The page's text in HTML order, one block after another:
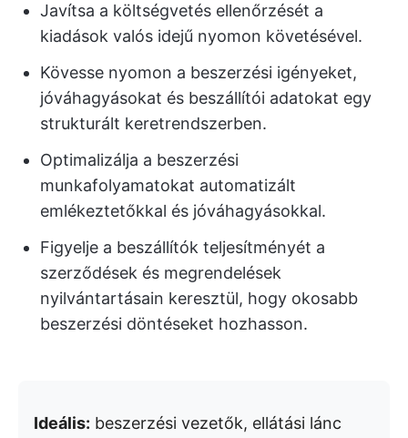
Javítsa a költségvetés ellenőrzését a
kiadások valós idejű nyomon követésével.
Kövesse nyomon a beszerzési igényeket,
jóváhagyásokat és beszállítói adatokat egy
strukturált keretrendszerben.
Optimalizálja a beszerzési
munkafolyamatokat automatizált
emlékeztetőkkal és jóváhagyásokkal.
Figyelje a beszállítók teljesítményét a
szerződések és megrendelések
nyilvántartásain keresztül, hogy okosabb
beszerzési döntéseket hozhasson.
Ideális: beszerzési vezetők, ellátási lánc